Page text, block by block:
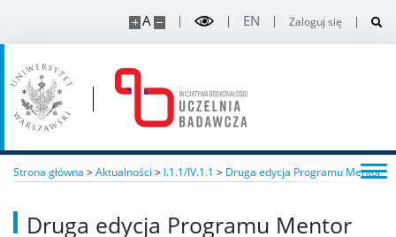
A EN Zaloguj się
Strona główna >Aktualności > I.1.1/IV.1.1 > Druga edycja Programu Mentor
Druga edycja Programu Mentor